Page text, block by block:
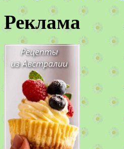
Реклама